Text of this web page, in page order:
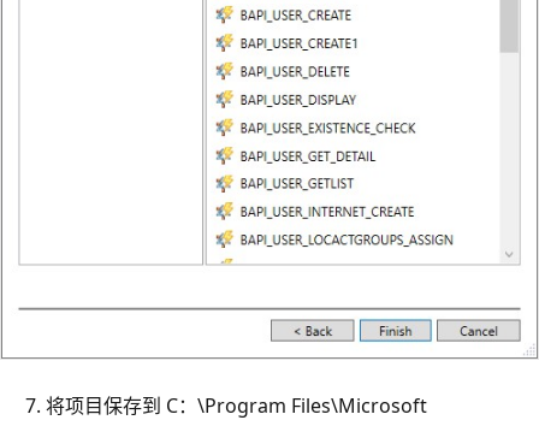
将项目保存到 C：\Program Files\Microsoft